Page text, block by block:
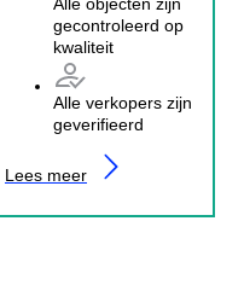
Alle objecten zijn
gecontroleerd op
kwaliteit
Alle verkopers zijn
geverifieerd
Lees meer